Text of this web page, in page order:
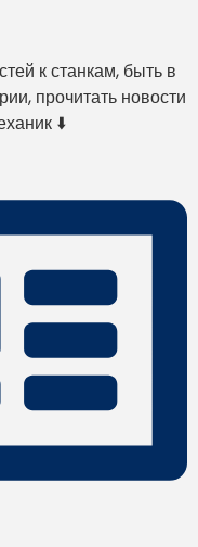
к станкам, быть в
прочитать новости
⬇️